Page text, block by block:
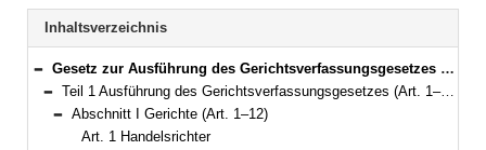
BAYERN.RECHT
letzten
Suche
Navigation
Inhaltsverzeichnis
Bereich reduzieren
Gesetz zur Ausführung des Gerichtsverfassungsgesetzes und von Verfahrensgesetzen des Bundes (Gerichtsverfassungsausführungsgesetz – AGGVG) Vom 23. Juni 1981 (BayRS IV S. 483) BayRS 300-1-1-J (Art. 1–67)
Bereich reduzieren
Teil 1 Ausführung des Gerichtsverfassungsgesetzes (Art. 1–21)
Bereich reduzieren
Abschnitt I Gerichte (Art. 1–12)
Art. 1 Handelsrichter